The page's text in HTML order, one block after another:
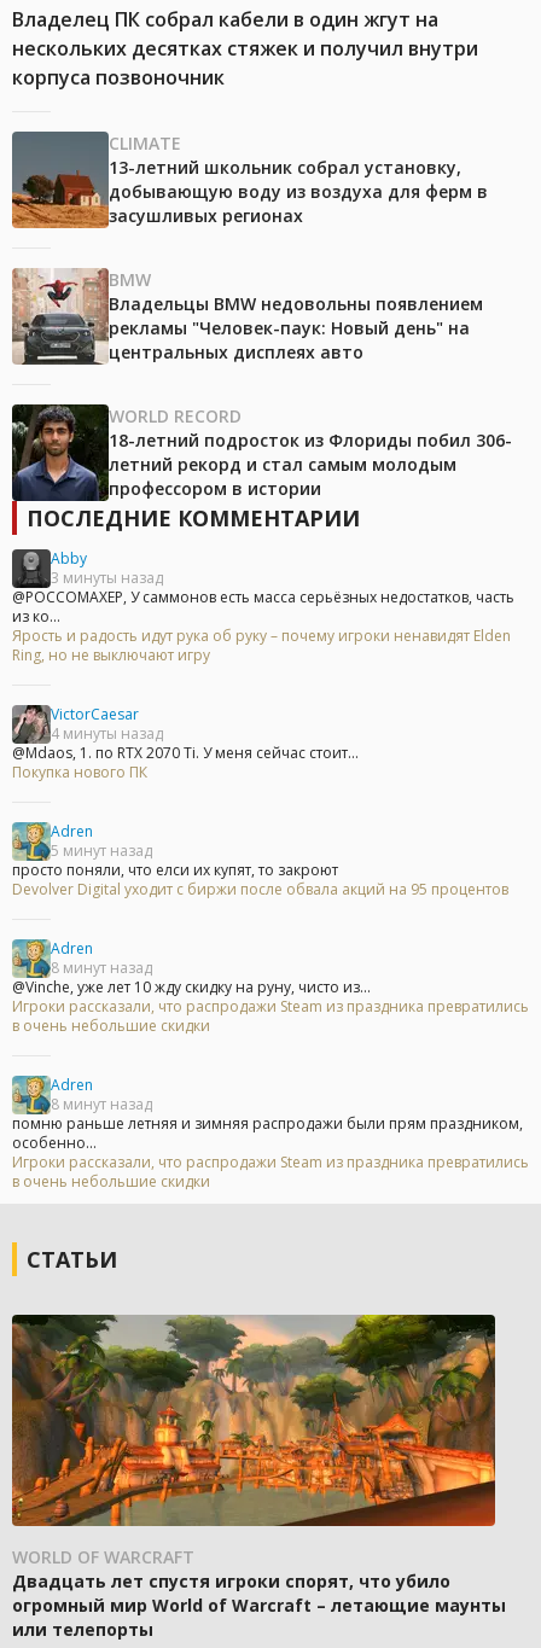
Владелец ПК собрал кабели в один жгут на
нескольких десятках стяжек и получил внутри
корпуса позвоночник
CLIMATE
13-летний школьник собрал установку,
добывающую воду из воздуха для ферм в
засушливых регионах
BMW
Владельцы BMW недовольны появлением
рекламы "Человек-паук: Новый день" на
центральных дисплеях авто
WORLD RECORD
18-летний подросток из Флориды побил 306-
летний рекорд и стал самым молодым
профессором в истории
ПОСЛЕДНИЕ КОММЕНТАРИИ
Abby
3 минуты назад
@POCCOMAXEP, У саммонов есть масса серьёзных недостатков, часть
из ко...
Ярость и радость идут рука об руку – почему игроки ненавидят Elden
Ring, но не выключают игру
VictorCaesar
4 минуты назад
@Mdaos, 1. по RTX 2070 Ti. У меня сейчас стоит...
Покупка нового ПК
Adren
5 минут назад
просто поняли, что елси их купят, то закроют
Devolver Digital уходит с биржи после обвала акций на 95 процентов
Adren
8 минут назад
@Vinche, уже лет 10 жду скидку на руну, чисто из...
Игроки рассказали, что распродажи Steam из праздника превратились
в очень небольшие скидки
Adren
8 минут назад
помню раньше летняя и зимняя распродажи были прям праздником,
особенно...
Игроки рассказали, что распродажи Steam из праздника превратились
в очень небольшие скидки
СТАТЬИ
WORLD OF WARCRAFT
Двадцать лет спустя игроки спорят, что убило
огромный мир World of Warcraft – летающие маунты
или телепорты